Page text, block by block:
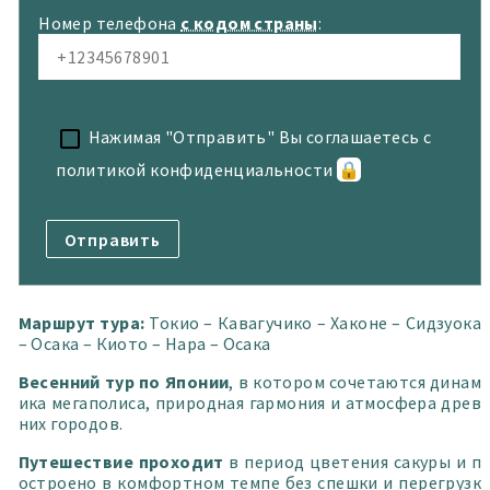
перегрузки, с балансом знаковых мест и
Мы показываем страну не как набор
Наш формат это персональный подход, комфорт и
впечатления, которые остаются надолго.
путешествия, трансферы, водитель, фотосессия,
Консультации по планированию поездки до
прилета в Японию.
гостей (культура, гастрономия, эстетика,
локальные районы).
пространства.
Языковая поддержка и помощь в коммуникации на
японском языке при необходимости.
(онлайн связь и рекомендации).
Номер телефона с кодом страны:
Нажимая "Отправить" Вы соглашаетесь с
политикой конфиденциальности 🔒
Маршрут тура: Токио – Кавагучико – Хаконе – Сидзуока
– Осака – Киото – Нара – Осака
Весенний тур по Японии, в котором сочетаются динам
ика мегаполиса, природная гармония и атмосфера древ
них городов.
Путешествие проходит в период цветения сакуры и п
остроено в комфортном темпе без спешки и перегрузк